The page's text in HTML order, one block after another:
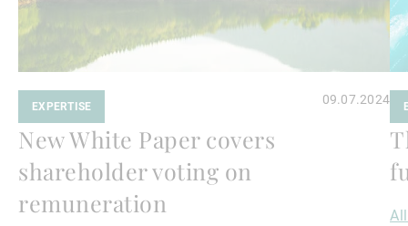
EXPERTISE 09.07.2024
New White Paper covers
shareholder voting on
remuneration